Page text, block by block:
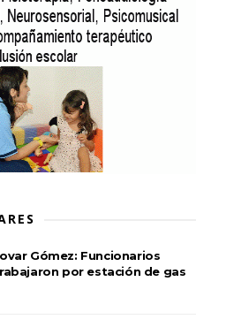
Gómez: Funcionarios
por estación de gas